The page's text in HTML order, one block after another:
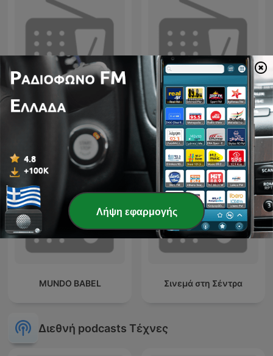
Been There, Done That
Εθνικό Θέατρο - Κύκλος
συζητήσεων
MUNDO BABEL Σινεμά στη Σέντρα
Διεθνή podcasts Τέχνες
Λήψη εφαρμογής